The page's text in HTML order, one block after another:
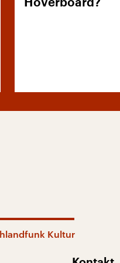
Hoverboard?
Kultur